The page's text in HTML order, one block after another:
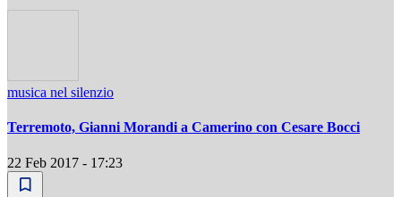
musica nel silenzio
Terremoto, Gianni Morandi a Camerino con Cesare Bocci
22 Feb 2017 - 17:23